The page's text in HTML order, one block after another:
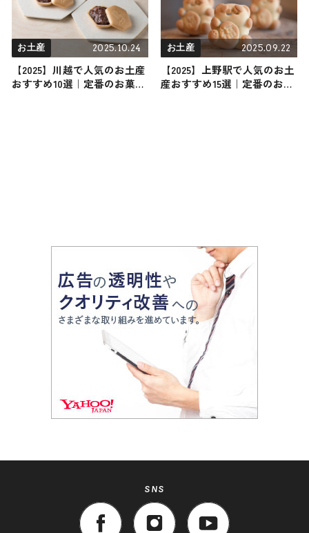
お土産 2025.10.24
【2025】川越で人気のお土産
おすすめ10選｜定番のお菓子
お土産 2025.09.22
【2025】上野駅で人気のお土
産おすすめ15選｜定番のお菓
SNS